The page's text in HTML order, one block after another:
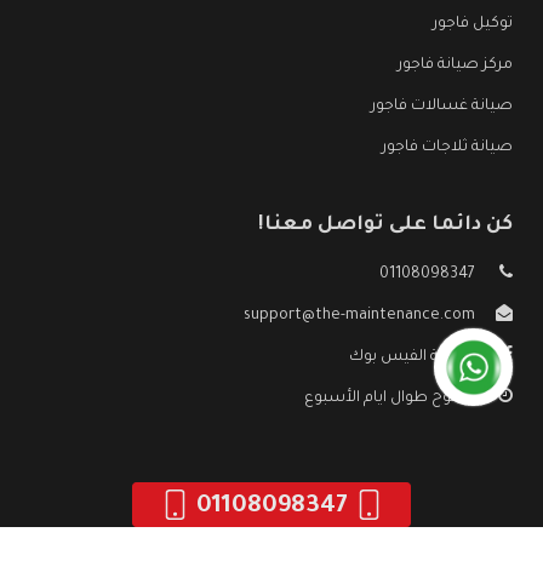
توكيل فاجور
مركز صيانة فاجور
صيانة غسالات فاجور
صيانة ثلاجات فاجور
كن دائما على تواصل معنا!
01108098347
support@the-maintenance.com
صفحة الفيس بوك
مفتوح طوال ايام الأسبوع
01108098347